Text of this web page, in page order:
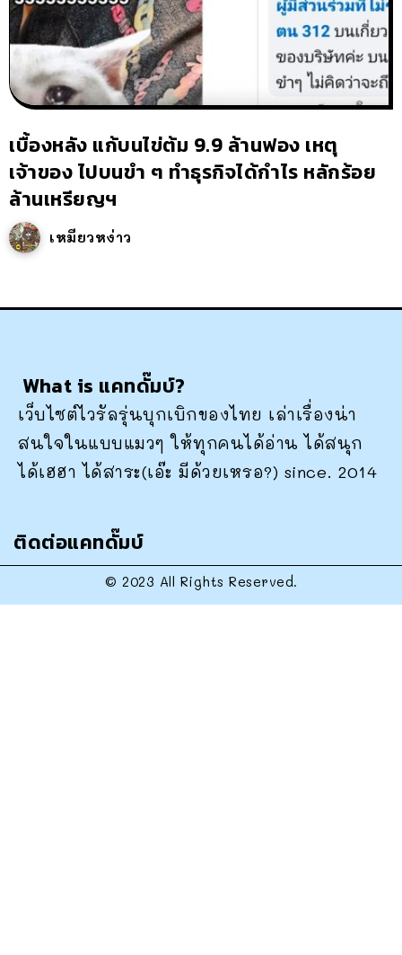
เบื้องหลัง แก้บนไข่ต้ม 9.9 ล้านฟอง เหตุ
เจ้าของ ไปบนขำ ๆ ทำธุรกิจได้กำไร หลักร้อย
ล้านเหรียญฯ
เหมียวหง่าว
What is แคทดั๊มบ์?
เว็บไซต์ไวรัลรุ่นบุกเบิกของไทย เล่าเรื่องน่า
สนใจในแบบแมวๆ ให้ทุกคนได้อ่าน ได้สนุก
ได้เฮฮา ได้สาระ(เอ๊ะ มีด้วยเหรอ?) since. 2014
ติดต่อแคทดั๊มบ์
© 2023 All Rights Reserved.